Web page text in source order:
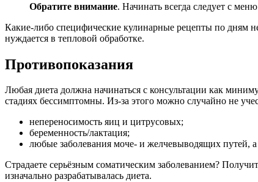
Обратите внимание. Начинать всегда следует с
Какие-либо специфические кулинарные рецепты по дням
нуждается в тепловой обработке.
Противопоказания
Любая диета должна начинаться с консультации как
стадиях бессимптомны. Из-за этого можно случайно не
непереносимость яиц и цитрусовых;
беременность/лактация;
любые заболевания моче- и желчевыводящих путей,
Страдаете серьёзным соматическим заболеванием?
изначально разрабатывалась диета.